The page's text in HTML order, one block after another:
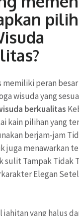
peran
wisuda yang
berkualitas
kain pilihan yang
berjam-jam
juga menawarkan
sulit Tampak Tidak
Elegan
jahitan yang halus